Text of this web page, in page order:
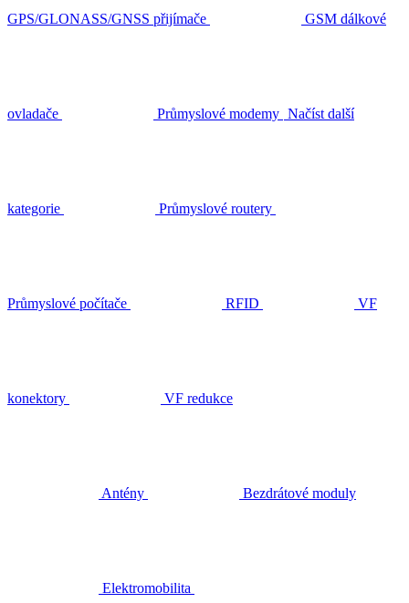
GPS/GLONASS/GNSS přijímače GSM dálkové
ovladače Průmyslové modemy Načíst další
kategorie Průmyslové routery
Průmyslové počítače RFID VF
konektory VF redukce
Antény Bezdrátové moduly
Elektromobilita